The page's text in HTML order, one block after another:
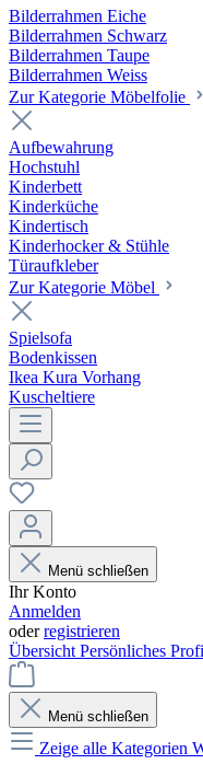
Bilderrahmen Eiche
Bilderrahmen Schwarz
Bilderrahmen Taupe
Bilderrahmen Weiss
Zur Kategorie Möbelfolie
Aufbewahrung
Hochstuhl
Kinderbett
Kinderküche
Kindertisch
Kinderhocker & Stühle
Türaufkleber
Zur Kategorie Möbel
Spielsofa
Bodenkissen
Ikea Kura Vorhang
Kuscheltiere
Menü schließen
Ihr Konto
Anmelden
oderregistrieren
Übersicht Persönliches
Menü schließen
Zeige alle Kategorien